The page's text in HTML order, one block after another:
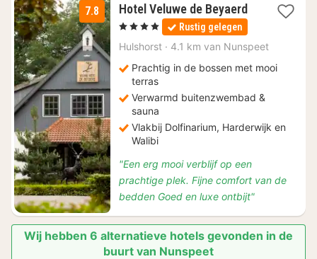
7.8 Hotel Veluwe de Beyaerd1
nacht
vanaf
€
, 4 Sterren Rustig gelegen
Hulshorst · 4.1 km van Nunspeet
Prachtig in de bossen met mooi
terras
Verwarmd buitenzwembad &
sauna
Vlakbij Dolfinarium, Harderwijk en
Walibi
"Een erg mooi verblijf op een
prachtige plek. Fijne comfort van de
bedden Goed en luxe ontbijt"
Wij hebben 6 alternatieve hotels gevonden in de
buurt van Nunspeet